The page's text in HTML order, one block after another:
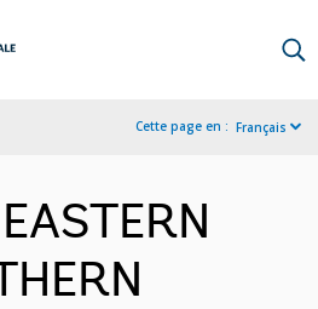
Cette page en : Français